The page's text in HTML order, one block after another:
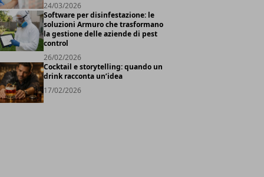
24/03/2026
Software per disinfestazione: le
soluzioni Armuro che trasformano
la gestione delle aziende di pest
control
26/02/2026
Cocktail e storytelling: quando un
drink racconta un’idea
17/02/2026